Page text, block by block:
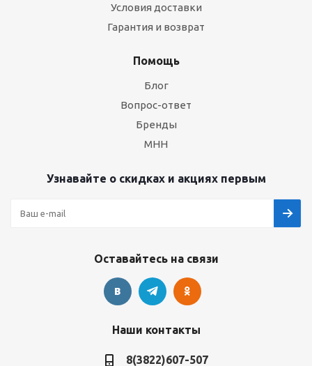
Условия доставки
Гарантия и возврат
Помощь
Блог
Вопрос-ответ
Бренды
МНН
Узнавайте о скидках и акциях первым
Оставайтесь на связи
Наши контакты
8(3822)607-507